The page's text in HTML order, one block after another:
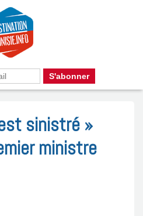
sinistré »
ministre